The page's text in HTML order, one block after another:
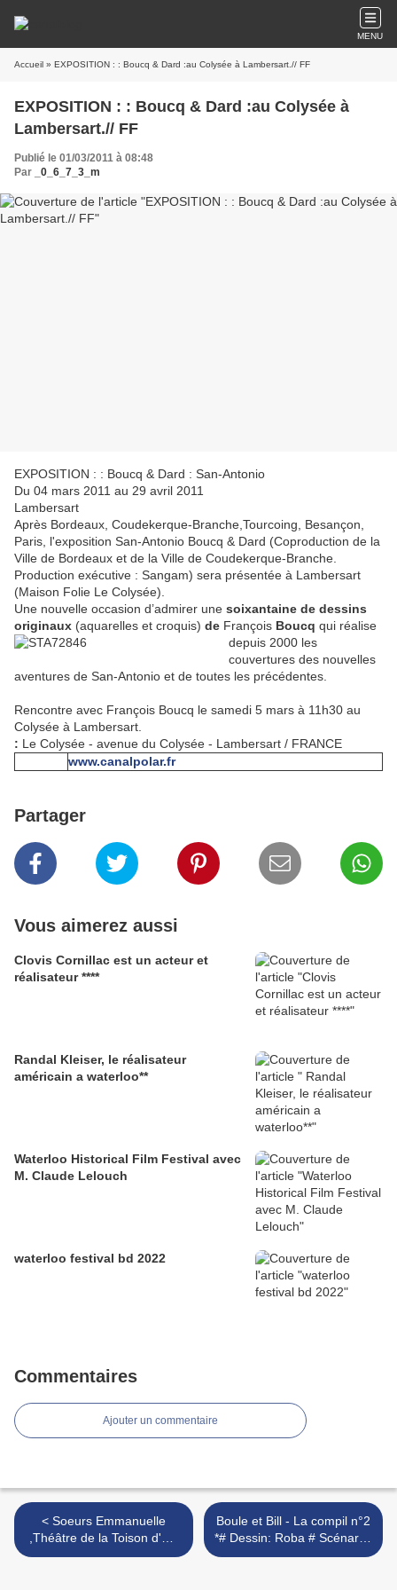
MENU
Accueil » EXPOSITION : : Boucq & Dard :au Colysée à Lambersart.// FF
EXPOSITION : : Boucq & Dard :au Colysée à
Lambersart.// FF
Publié le 01/03/2011 à 08:48
Par
_0_6_7_3_m
EXPOSITION : : Boucq & Dard : San-Antonio
Du 04 mars 2011 au 29 avril 2011
Lambersart
Après Bordeaux, Coudekerque-Branche,Tourcoing, Besançon,
Paris, l'exposition San-Antonio Boucq & Dard (Coproduction de la
Ville de Bordeaux et de la Ville de Coudekerque-Branche.
Production exécutive : Sangam) sera présentée à Lambersart
(Maison Folie Le Colysée).
Une nouvelle occasion d’admirer une soixantaine de dessins
originaux (aquarelles et croquis) de François Boucq qui réalise
depuis 2000 les
couvertures des nouvelles
aventures de San-Antonio et de toutes les précédentes.
Rencontre avec François Boucq le samedi 5 mars à 11h30 au
Colysée à Lambersart.
: Le Colysée - avenue du Colysée - Lambersart / FRANCE
www.canalpolar.fr
Partager
Vous aimerez aussi
Clovis Cornillac est un acteur et
réalisateur ****
Randal Kleiser, le réalisateur
américain a waterloo**
Waterloo Historical Film Festival avec
M. Claude Lelouch
waterloo festival bd 2022
Commentaires
Ajouter un commentaire
< Soeurs Emmanuelle
,Théâtre de la Toison d'Or,
Avec Laurence Bibot
Boule et Bill - La compil n°2
*# Dessin: Roba # Scénario:
Roba >